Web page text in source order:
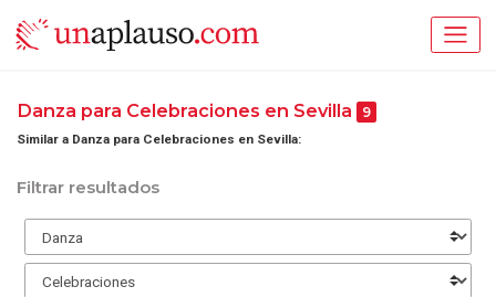
Danza para Celebraciones en Sevilla 9
Similar a Danza para Celebraciones en Sevilla:
Filtrar resultados